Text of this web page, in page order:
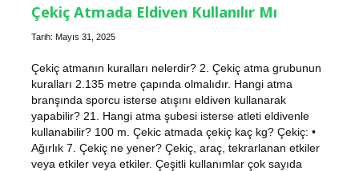
Çekiç Atmada Eldiven Kullanılır Mı
Tarih: Mayıs 31, 2025
Çekiç atmanın kuralları nelerdir? 2. Çekiç atma grubunun
kuralları 2.135 metre çapında olmalıdır. Hangi atma
branşında sporcu isterse atışını eldiven kullanarak
yapabilir? 21. Hangi atma şubesi isterse atleti eldivenle
kullanabilir? 100 m. Çekic atmada çekiç kaç kg? Çekiç: •
Ağırlık 7. Çekiç ne yener? Çekiç, araç, tekrarlanan etkiler
veya etkiler veya etkiler. Çeşitli kullanımlar çok sayıda